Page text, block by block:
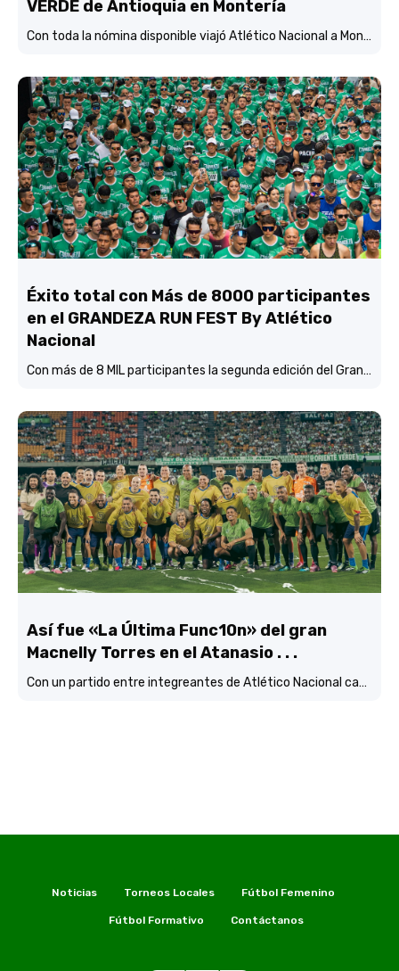
VERDE de Antioquia en Montería
Con toda la nómina disponible viajó Atlético Nacional a Montería y está concentrado y listo para enfrentar mañana (3:45 p.m.) a Jaguares de Córdoba en el estadio Jaraguay.
Éxito total con Más de 8000 participantes
en el GRANDEZA RUN FEST By Atlético
Nacional
Con más de 8 MIL participantes la segunda edición del Grandeza Run Fest fue más que un éxito total.
Así fue «La Última Func10n» del gran
Macnelly Torres en el Atanasio . . .
Con un partido entre integreantes de Atlético Nacional campéon continental
Noticias Torneos Locales Fútbol Femenino
Fútbol Formativo Contáctanos